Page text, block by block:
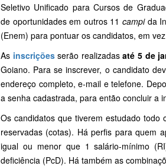
Seletivo Unificado para Cursos de
de oportunidades em outros 11campida
(Enem) para pontuar os candidatos, em
As inscriçõesserão realizadasaté 5 de
Goiano. Para se inscrever, o candidato
endereço completo, e-mail e telefone.
a senha cadastrada, para então concluir a
Os candidatos que tiverem estudado
reservadas (cotas). Há perfis para quem
igual ou menor que 1 salário-mínimo
deficiência (PcD). Há também as